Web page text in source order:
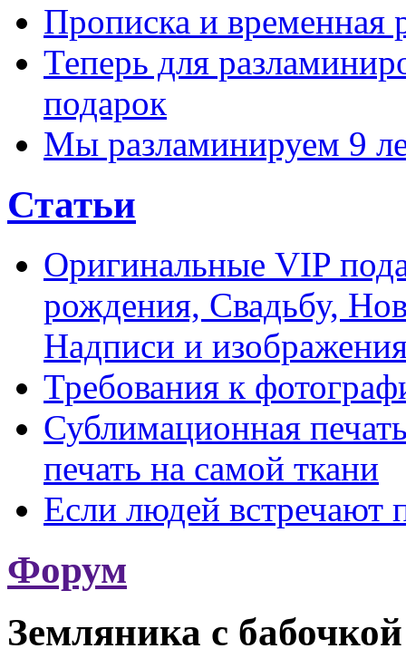
Прописка и временная
Теперь для
подарок
Мы разламинируем 9
Статьи
Оригинальные VIP
рождения, Свадьбу,
Надписи и
Требования к
Сублимационная
печать на самой ткани
Если людей встречают
Форум
Земляника с